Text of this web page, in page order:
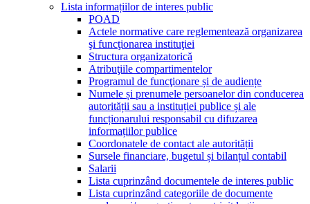
Lista informațiilor de interes public
POAD
Actele normative care reglementează organizarea
şi funcţionarea instituţiei
Structura organizatorică
Atribuţiile compartimentelor
Programul de funcţionare și de audiențe
Numele și prenumele persoanelor din conducerea
autorității sau a instituției publice și ale
funcționarului responsabil cu difuzarea
informațiilor publice
Coordonatele de contact ale autorității
Sursele financiare, bugetul și bilanțul contabil
Salarii
Lista cuprinzând documentele de interes public
Lista cuprinzând categoriile de documente